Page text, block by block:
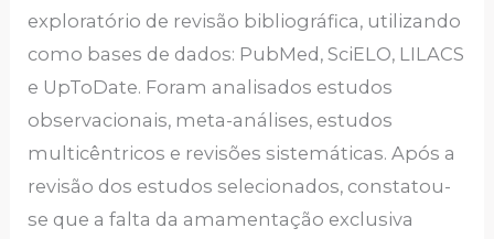
exploratório de revisão bibliográfica, utilizando
como bases de dados: PubMed, SciELO, LILACS
e UpToDate. Foram analisados estudos
observacionais, meta-análises, estudos
multicêntricos e revisões sistemáticas. Após a
revisão dos estudos selecionados, constatou-
se que a falta da amamentação exclusiva